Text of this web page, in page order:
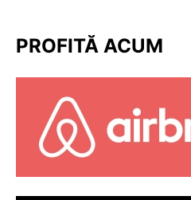
PROFITĂ ACUM